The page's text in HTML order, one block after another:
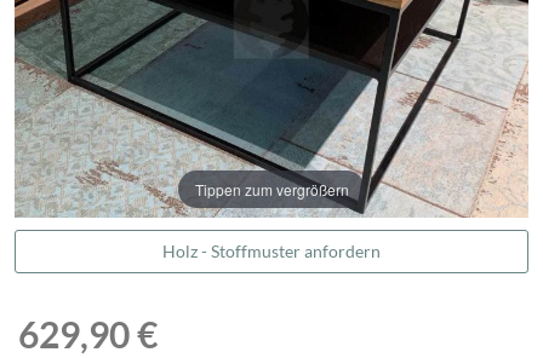
Tippen zum vergrößern
Holz - Stoffmuster anfordern
629,90 €